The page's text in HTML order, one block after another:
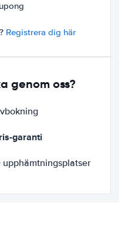
Registrera dig här
genom oss?
garanti
upphämtningsplatser